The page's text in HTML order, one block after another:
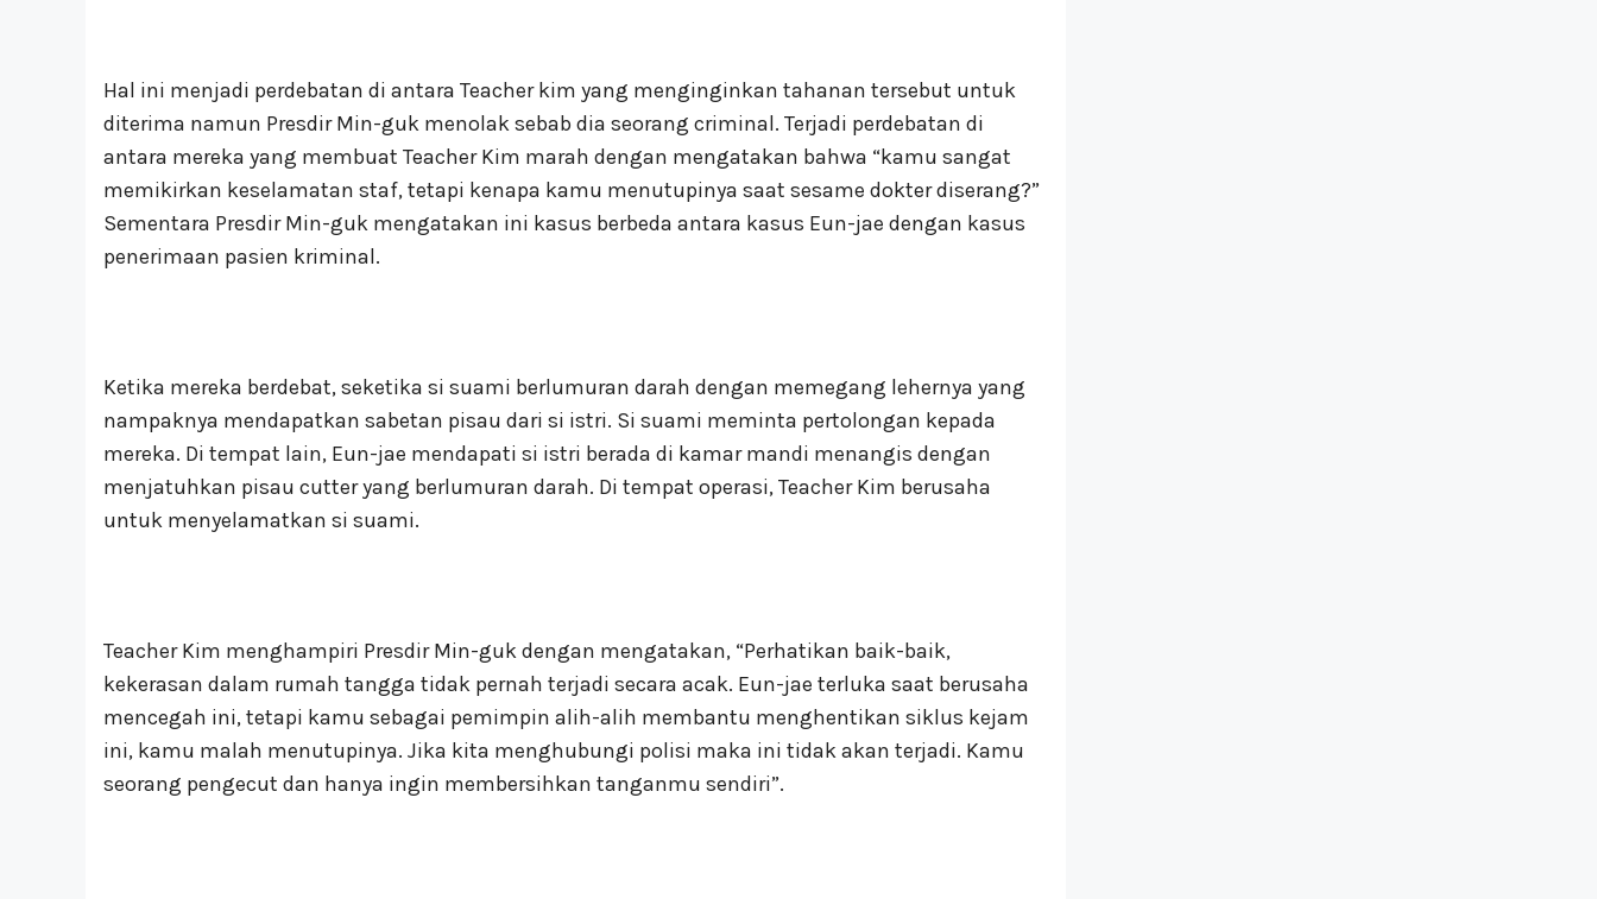
Hal ini menjadi perdebatan di antara Teacher kim yang menginginkan tahanan tersebut untuk
diterima namun Presdir Min-guk menolak sebab dia seorang criminal. Terjadi perdebatan di
antara mereka yang membuat Teacher Kim marah dengan mengatakan bahwa “kamu sangat
memikirkan keselamatan staf, tetapi kenapa kamu menutupinya saat sesame dokter diserang?”
Sementara Presdir Min-guk mengatakan ini kasus berbeda antara kasus Eun-jae dengan kasus
penerimaan pasien kriminal.
Ketika mereka berdebat, seketika si suami berlumuran darah dengan memegang lehernya yang
nampaknya mendapatkan sabetan pisau dari si istri. Si suami meminta pertolongan kepada
mereka. Di tempat lain, Eun-jae mendapati si istri berada di kamar mandi menangis dengan
menjatuhkan pisau cutter yang berlumuran darah. Di tempat operasi, Teacher Kim berusaha
untuk menyelamatkan si suami.
Teacher Kim menghampiri Presdir Min-guk dengan mengatakan, “Perhatikan baik-baik,
kekerasan dalam rumah tangga tidak pernah terjadi secara acak. Eun-jae terluka saat berusaha
mencegah ini, tetapi kamu sebagai pemimpin alih-alih membantu menghentikan siklus kejam
ini, kamu malah menutupinya. Jika kita menghubungi polisi maka ini tidak akan terjadi. Kamu
seorang pengecut dan hanya ingin membersihkan tanganmu sendiri”.